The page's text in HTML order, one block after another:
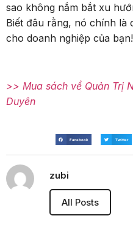
sao không nắm bắt xu
Biết đâu rằng, nó chính là
cho doanh nghiệp của bạn!
>> Mua sách về Quản Trị
Duyên
Facebook Twitter
zubi
All Posts